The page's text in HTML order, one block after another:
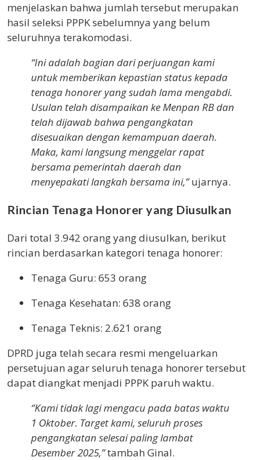
menjelaskan bahwa jumlah tersebut merupakan
hasil seleksi PPPK sebelumnya yang belum
seluruhnya terakomodasi.
“Ini adalah bagian dari perjuangan kami
untuk memberikan kepastian status kepada
tenaga honorer yang sudah lama mengabdi.
Usulan telah disampaikan ke Menpan RB dan
telah dijawab bahwa pengangkatan
disesuaikan dengan kemampuan daerah.
Maka, kami langsung menggelar rapat
bersama pemerintah daerah dan
menyepakati langkah bersama ini,”ujarnya.
Rincian Tenaga Honorer yang Diusulkan
Dari total 3.942 orang yang diusulkan, berikut
rincian berdasarkan kategori tenaga honorer:
Tenaga Guru: 653 orang
Tenaga Kesehatan: 638 orang
Tenaga Teknis: 2.621 orang
DPRD juga telah secara resmi mengeluarkan
persetujuan agar seluruh tenaga honorer tersebut
dapat diangkat menjadi PPPK paruh waktu.
“Kami tidak lagi mengacu pada batas waktu
1 Oktober. Target kami, seluruh proses
pengangkatan selesai paling lambat
Desember 2025,”tambah Ginal.